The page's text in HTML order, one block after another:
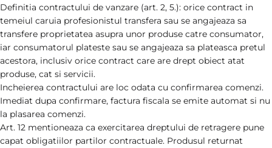
Definitia contractului de vanzare (art. 2, 5.): orice contract in
temeiul caruia profesionistul transfera sau se angajeaza sa
transfere proprietatea asupra unor produse catre consumator,
iar consumatorul plateste sau se angajeaza sa plateasca pretul
acestora, inclusiv orice contract care are drept obiect atat
produse, cat si servicii.
Incheierea contractului are loc odata cu confirmarea comenzi.
Imediat dupa confirmare, factura fiscala se emite automat si nu
la plasarea comenzi.
Art. 12 mentioneaza ca exercitarea dreptului de retragere pune
capat obligatiilor partilor contractuale. Produsul returnat